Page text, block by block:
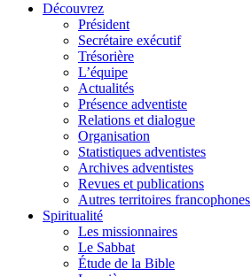
Découvrez
Président
Secrétaire exécutif
Trésorière
L’équipe
Actualités
Présence adventiste
Relations et dialogue
Organisation
Statistiques adventistes
Archives adventistes
Revues et publications
Autres territoires francophones
Spiritualité
Les missionnaires
Le Sabbat
Étude de la Bible